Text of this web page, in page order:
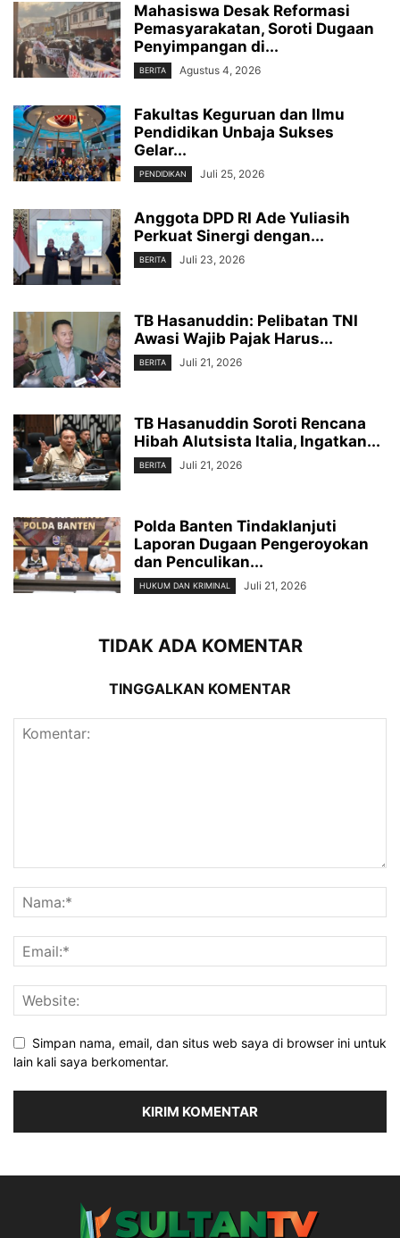
Mahasiswa Desak Reformasi
Pemasyarakatan, Soroti Dugaan
Penyimpangan di...
BERITA Agustus 4, 2026
Fakultas Keguruan dan Ilmu
Pendidikan Unbaja Sukses
Gelar...
PENDIDIKAN Juli 25, 2026
Anggota DPD RI Ade Yuliasih
Perkuat Sinergi dengan...
BERITA Juli 23, 2026
TB Hasanuddin: Pelibatan TNI
Awasi Wajib Pajak Harus...
BERITA Juli 21, 2026
TB Hasanuddin Soroti Rencana
Hibah Alutsista Italia, Ingatkan...
BERITA Juli 21, 2026
Polda Banten Tindaklanjuti
Laporan Dugaan Pengeroyokan
dan Penculikan...
HUKUM DAN KRIMINAL Juli 21, 2026
TIDAK ADA KOMENTAR
TINGGALKAN KOMENTAR
Simpan nama, email, dan situs web saya di browser ini untuk
lain kali saya berkomentar.